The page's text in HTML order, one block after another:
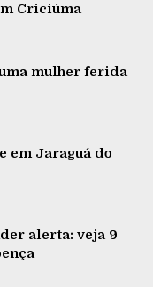
Criciúma
mulher ferida
em Jaraguá do
alerta: veja 9